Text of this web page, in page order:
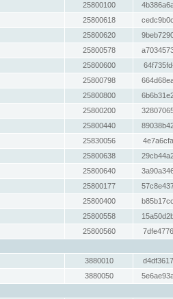
25800100
25800618
25800620
25800578
25800600
25800798
25800800
25800200
25800440
25830056
25800638
25800640
25800177
25800400
25800558
25800560
3880010
3880050